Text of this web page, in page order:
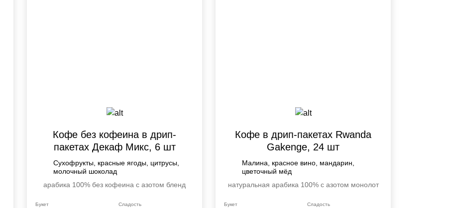
Кофе без кофеина в дрип-
пакетах Декаф Микс, 6 шт
Сухофрукты, красные ягоды, цитрусы,
молочный шоколад
арабика 100% без кофеина с азотом бленд
Букет Сладость
Кофе в дрип-пакетах Rwanda
Gakenge, 24 шт
Малина, красное вино, мандарин,
цветочный мёд
натуральная арабика 100% с азотом монолот
Букет Сладость